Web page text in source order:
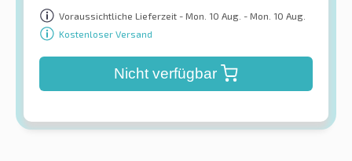
Voraussichtliche Lieferzeit - Mon. 10 Aug. - Mon. 10 Aug.
Kostenloser Versand
Nicht verfügbar